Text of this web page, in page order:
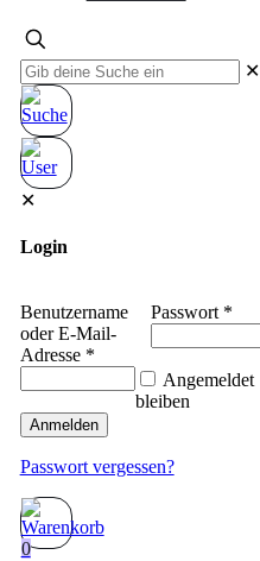
✕
✕
Login
Benutzername
oder E-Mail-
Adresse *
Passwort *
Angemeldet
bleiben
Anmelden
Passwort vergessen?
0